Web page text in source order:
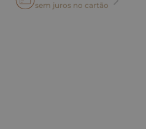
sem juros no cartão